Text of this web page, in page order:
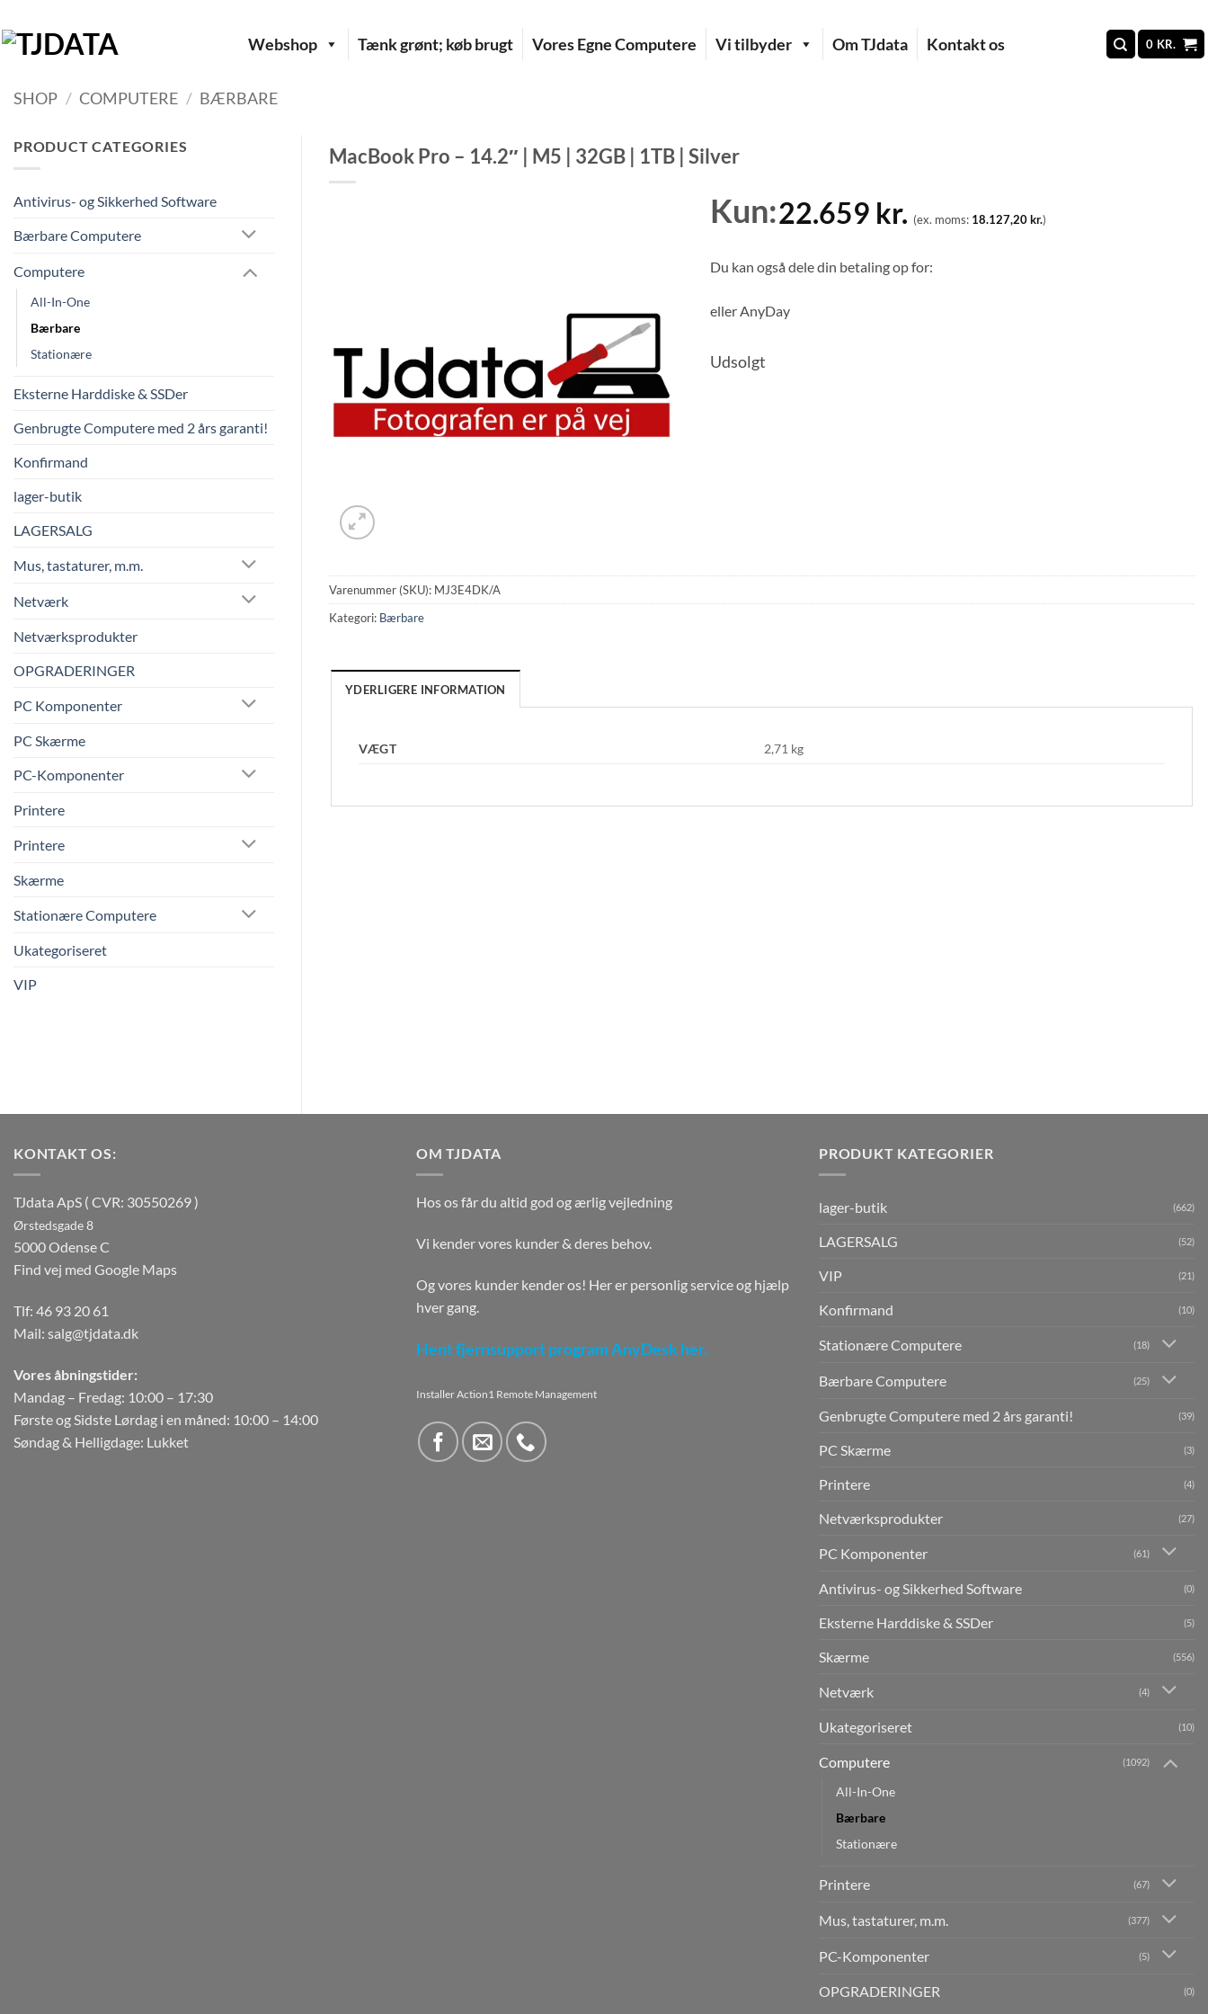
til
indhold
Webshop Tænk grønt; køb brugt Vores Egne Computere Vi tilbyder Om TJdata Kontakt os 0 KR.
SHOP / COMPUTERE / BÆRBARE
PRODUCT CATEGORIES
Antivirus- og Sikkerhed Software
Bærbare Computere
Computere
All-In-One
Bærbare
Stationære
Eksterne Harddiske & SSDer
Genbrugte Computere med 2 års garanti!
Konfirmand
lager-butik
LAGERSALG
Mus, tastaturer, m.m.
Netværk
Netværksprodukter
OPGRADERINGER
PC Komponenter
PC Skærme
PC-Komponenter
Printere
Printere
Skærme
Stationære Computere
Ukategoriseret
VIP
MacBook Pro – 14.2″ | M5 | 32GB | 1TB | Silver
Kun:22.659 kr. (ex. moms: 18.127,20kr.)
Du kan også dele din betaling op for:
ellerAnyDay
Udsolgt
Varenummer (SKU): MJ3E4DK/A
Kategori: Bærbare
YDERLIGERE INFORMATION
VÆGT 2,71 kg
KONTAKT OS:
TJdata ApS ( CVR: 30550269 )
Ørstedsgade 8
5000 Odense C
Find vej med Google Maps
Tlf: 46 93 20 61
Mail: salg@tjdata.dk
Vores åbningstider:
Mandag – Fredag: 10:00 – 17:30
Første og Sidste Lørdag i en måned: 10:00 – 14:00
Søndag & Helligdage: Lukket
OM TJDATA
Hos os får du altid god og ærlig vejledning
Vi kender vores kunder & deres behov.
Og vores kunder kender os! Her er personlig service og hjælp
hver gang.
Hent fjernsupport program AnyDesk her.
Installer Action1 Remote Management
PRODUKT KATEGORIER
lager-butik (662)
LAGERSALG (52)
VIP (21)
Konfirmand (10)
Stationære Computere (18)
Bærbare Computere (25)
Genbrugte Computere med 2 års garanti! (39)
PC Skærme (3)
Printere (4)
Netværksprodukter (27)
PC Komponenter (61)
Antivirus- og Sikkerhed Software (0)
Eksterne Harddiske & SSDer (5)
Skærme (556)
Netværk (4)
Ukategoriseret (10)
Computere (1092)
All-In-One
Bærbare
Stationære
Printere (67)
Mus, tastaturer, m.m. (377)
PC-Komponenter (5)
OPGRADERINGER (0)